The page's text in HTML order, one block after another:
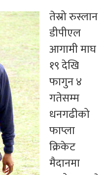
तेस्रो रुस्लान
डीपीएल
आगामी माघ
१९ देखि
फागुन ४
गतेसम्म
धनगढीको
फाप्ला
क्रिकेट
मैदानमा